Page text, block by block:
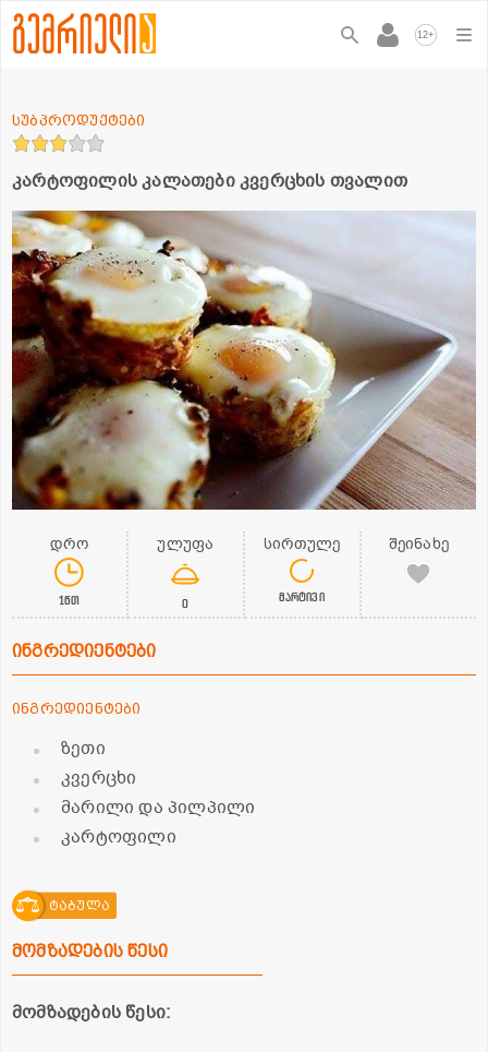
12+
კარტოფილის კალათები კვერცხის თვალით
სუბპროდუქტები
დრო
1წთ
ულუფა
0
სირთულე
მარტივი
შეინახე
ინგრედიენტები
ინგრედიენტები
ზეთი
კვერცხი
მარილი და პილპილი
კარტოფილი
ტაბულა
მომზადების წესი
მომზადების წესი: